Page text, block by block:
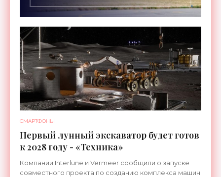
СМАРТФОНЫ
Первый лунный экскаватор будет готов
к 2028 году - «Техника»
Компании Interlune и Vermeer сообщили о запуске
совместного проекта по созданию комплекса машин